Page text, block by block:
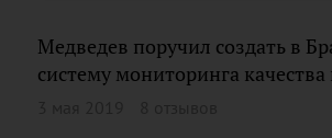
Медведев поручил создать в
систему мониторинга качества